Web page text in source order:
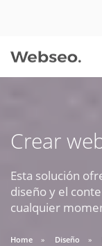
Crear
Esta solución
diseño y el
cualquier
Home Diseño